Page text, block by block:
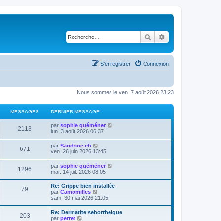
Rechercher
Connexion
S’enregistrer
Nous sommes le ven. 7 août 2026 23:23
MESSAGES DERNIER MESSAGE
2113 par sophie quéméner
d
n
i
e
e
s
lun. 3 août 2026 06:37
671 par Sandrine.ch
o
l
e
d
e
n
i
e
r
ven. 26 juin 2026 13:45
1296 par sophie quéméner
l
e
r
mar. 14 juil. 2026 08:05
79
Re: Grippe bien installée
par Camomilles
o
l
sam. 30 mai 2026 21:05
203
Re: Dermatite seborrheique
par perret